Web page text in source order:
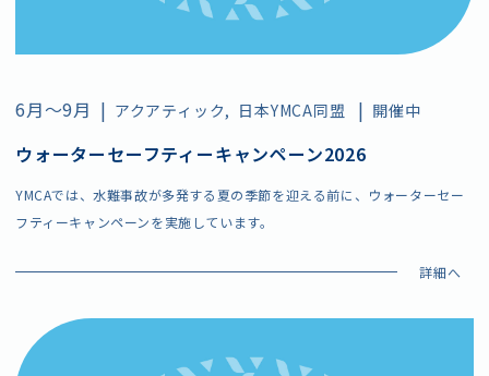
6月〜9月 | アクアティック 日本YMCA同盟 | 開催中
ウォーターセーフティーキャンペーン2026
YMCAでは、水難事故が多発する夏の季節を迎える前に、ウォーターセー
フティーキャンペーンを実施しています。